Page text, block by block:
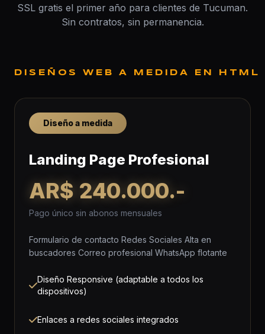
SSL gratis el primer año para clientes de Tucuman.
Sin contratos, sin permanencia.
DISEÑOS WEB A MEDIDA EN HTML
Diseño a medida
Landing Page Profesional
AR$ 240.000.-
Pago único sin abonos mensuales
Formulario de contacto Redes Sociales Alta en
buscadores Correo profesional WhatsApp flotante
Diseño Responsive (adaptable a todos los
dispositivos)
Enlaces a redes sociales integrados